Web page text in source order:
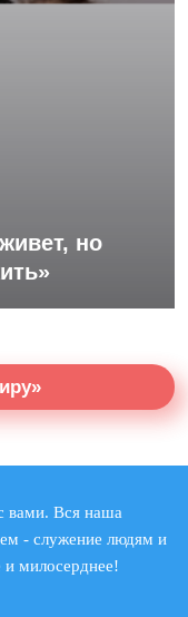
но
вами. Вся наша
- служение людям и
и милосерднее!